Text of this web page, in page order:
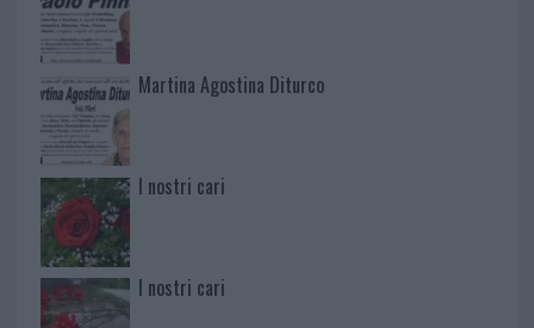
Martina Agostina Diturco
I nostri cari
I nostri cari